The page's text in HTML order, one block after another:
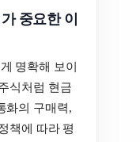
중요한 이
명확해 보이
식처럼 현금
화의 구매력,
책에 따라 평